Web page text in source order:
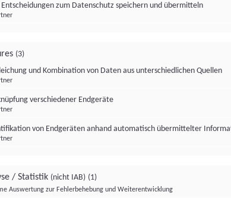
zum Datenschutz speichern und übermitteln
(3)
und Kombination von Daten aus unterschiedlichen Quellen
verschiedener Endgeräte
von Endgeräten anhand automatisch übermittelter
/ Statistik (nicht IAB) (1)
Auswertung zur Fehlerbehebung und Weiterentwicklung